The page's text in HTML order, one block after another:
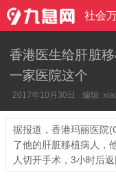
社会
香港医生给肝脏
一家医院这个
2017年10月30日 编辑:
据报道，香港玛丽医院
了他的肝脏移植病人，
人切开手术，3小时后